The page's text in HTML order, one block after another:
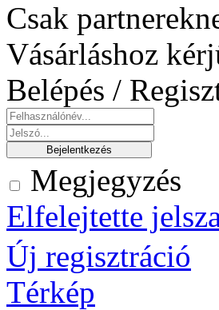
Csak
Vásárláshoz
Belépés /
Megjegyzés
Elfelejtette
Új regisztráció
Térkép